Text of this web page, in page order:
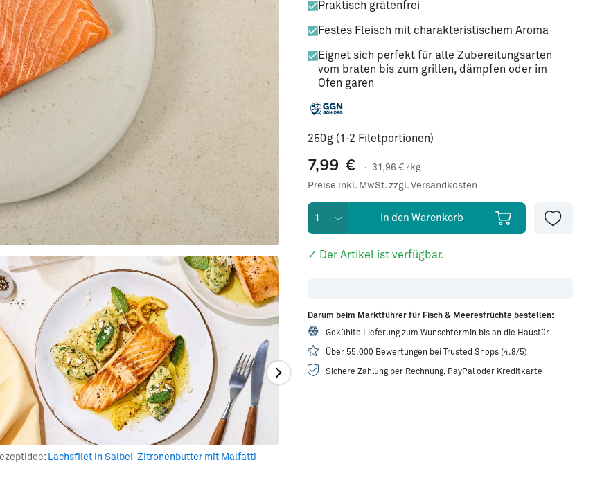
Lachsfilet in Salbei-Zitronenbutter mit Malfatti
Praktisch grätenfrei
Festes Fleisch mit charakteristischem Aroma
Eignet sich perfekt für alle Zubereitungsarten
vom braten bis zum grillen, dämpfen oder im
Ofen garen
250g (1-2 Filetportionen)
7,99 € · 31,96 € /kg
Preise inkl. MwSt. zzgl. Versandkosten
In den Warenkorb
✓ Der Artikel ist verfügbar.
Darum beim Marktführer für Fisch & Meeresfrüchte bestellen:
Gekühlte Lieferung zum Wunschtermin bis an die Haustür
Über 55.000 Bewertungen bei Trusted Shops (4.8/5)
Sichere Zahlung per Rechnung, PayPal oder Kreditkarte